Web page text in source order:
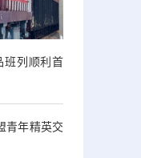
班列顺利首
青年精英交